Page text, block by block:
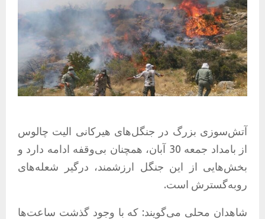
آتش‌سوزی بزرگ در جنگل‌های هیرکانی الیت چالوس
از بامداد جمعه 30 آبان، همچنان بی‌وقفه ادامه دارد و
بخش‌هایی از این جنگل ارزشمند، درگیر شعله‌های
رو‌به‌گسترش است.
شاهدان محلی می‌گویند: که با وجود گذشت ساعت‌ها